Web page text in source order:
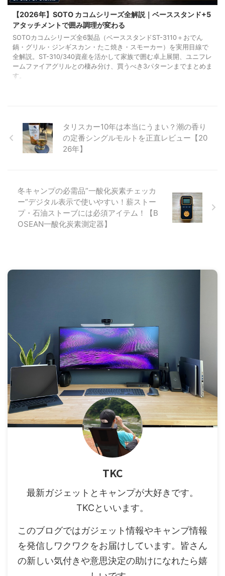
【2026年】SOTO カコムシリーズ全解説｜ベーススタンド+5
アタッチメントで囲み調理が変わる
SOTOカコムシリーズ全6製品（ベーススタンドST-3110＋おでん
鍋・グリル・ジンギスカン・たこ焼き・スモーカー）を実用目線で
全解説。ST-310/340資産を活かして家族で囲む卓上展開、ユニフレ
ームファイアグリルとの棲み分け、買うべき3パターンまでまとめま
す。
タリスカー10年は本当にうまい？潮の香り
の定番シングルモルトを正直レビュー【20
26年】
冬キャンプの必需品”一酸化炭素チェッカ
ー”デジタル表示で使いやすい！薪ストー
プ・石油ストーブには必須アイテム！【B
OSEAN一酸化炭素測定器】
TKC
最新ガジェットとキャンプが大好きです。
TKCといいます。
このブログではガジェット情報やキャンプ情報
を発信しワクワクをお届けしています。皆さん
の新しい気付きや意思決定の助けになれたら嬉